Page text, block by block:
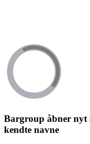
Bargroup åbner nyt
kendte navne